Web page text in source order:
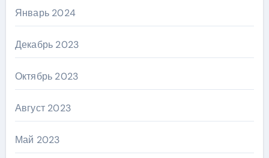
Январь 2024
Декабрь 2023
Октябрь 2023
Август 2023
Май 2023